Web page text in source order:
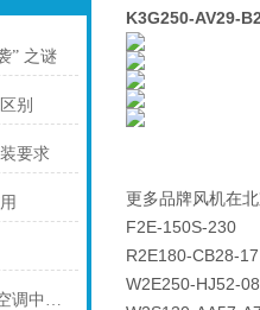
” 之谜
别
要求
ebm离心风机在医疗净化空调中的静音与洁净优势
K3G250-AV29-
更多品牌风机在
F2E-150S-230
R2E180-CB28-17
W2E250-HJ52-08